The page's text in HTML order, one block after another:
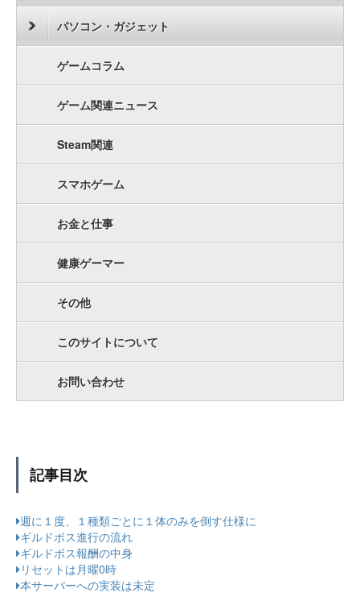
パソコン・ガジェット
ゲームコラム
ゲーム関連ニュース
Steam関連
スマホゲーム
お金と仕事
健康ゲーマー
その他
このサイトについて
お問い合わせ
記事目次
週に１度、１種類ごとに１体のみを倒す仕様に
ギルドボス進行の流れ
ギルドボス報酬の中身
リセットは月曜0時
本サーバーへの実装は未定